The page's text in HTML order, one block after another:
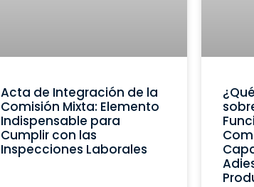
Acta de Integración de la
Comisión Mixta: Elemento
Indispensable para
Cumplir con las
Inspecciones Laborales